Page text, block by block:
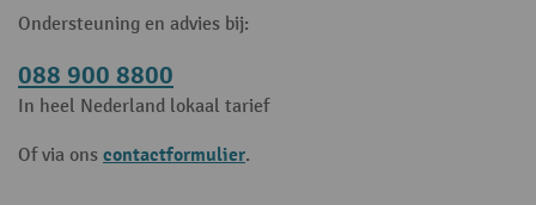
Ondersteuning en advies bij:
088 900 8800
In heel Nederland lokaal tarief
Of via ons contactformulier.